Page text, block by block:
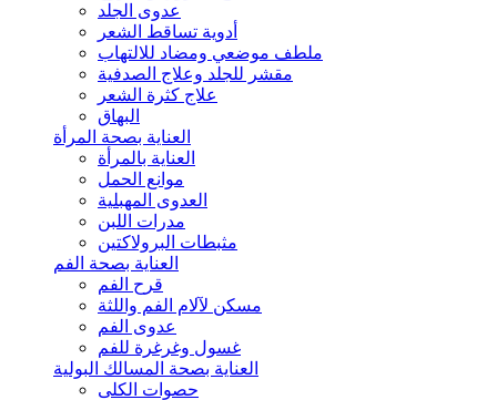
عدوى الجلد
أدوية تساقط الشعر
ملطف موضعي ومضاد للالتهاب
مقشر للجلد وعلاج الصدفية
علاج كثرة الشعر
البهاق
العناية بصحة المرأة
العناية بالمرأة
موانع الحمل
العدوى المهبلية
مدرات اللبن
مثبطات البرولاكتين
العناية بصحة الفم
قرح الفم
مسكن لآلام الفم واللثة
عدوى الفم
غسول وغرغرة للفم
العناية بصحة المسالك البولية
حصوات الكلى